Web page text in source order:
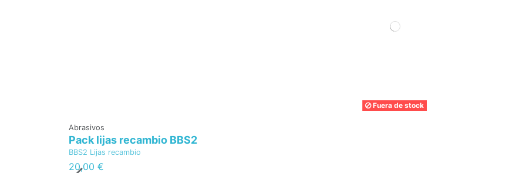
Fuera de stock
Abrasivos
Pack lijas recambio BBS2
BBS2 Lijas recambio
20,00 €